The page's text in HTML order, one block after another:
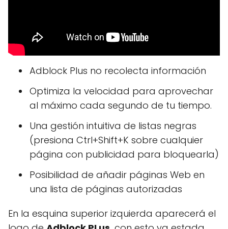
Adblock Plus no recolecta información
Optimiza la velocidad para aprovechar
al máximo cada segundo de tu tiempo.
Una gestión intuitiva de listas negras
(presiona Ctrl+Shift+K sobre cualquier
página con publicidad para bloquearla)
Posibilidad de añadir páginas Web en
una lista de páginas autorizadas
En la esquina superior izquierda aparecerá el